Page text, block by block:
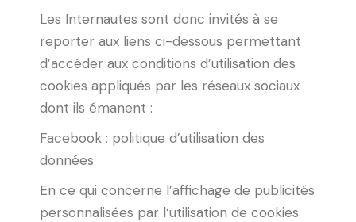
Les Internautes sont donc invités à se
reporter aux liens ci-dessous permettant
d’accéder aux conditions d’utilisation des
cookies appliqués par les réseaux sociaux
dont ils émanent :
Facebook : politique d’utilisation des
données
En ce qui concerne l’affichage de publicités
personnalisées par l‘utilisation de cookies